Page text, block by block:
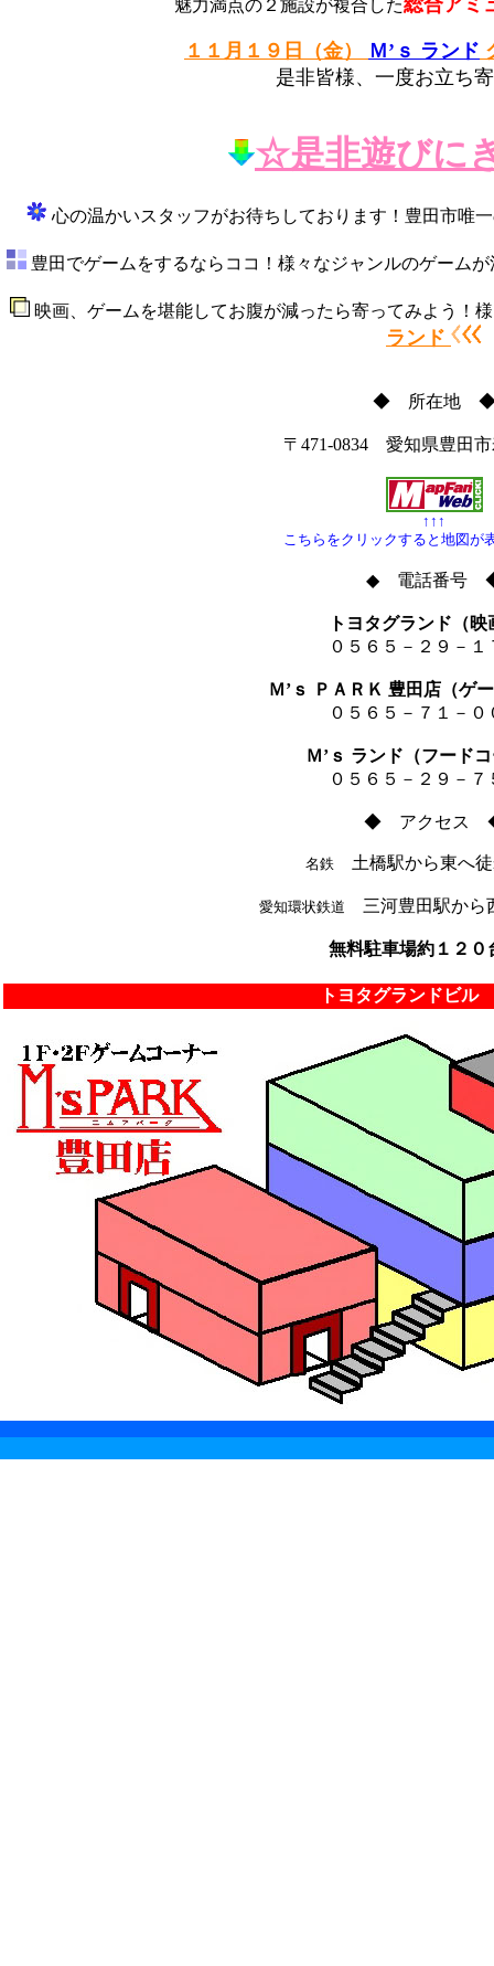
魅力満点の２施設が複合した総合アミ
１１月１９日（金） Ｍ’ｓ ランド
是非皆様、一度お立ち
☆是非遊びに
心の温かいスタッフがお待ちしております！豊田市
豊田でゲームをするならココ！様々なジャンルのゲーム
映画、ゲームを堪能してお腹が減ったら寄ってみよう
ランド
◆ 所在地
〒471-0834 愛知県豊田
↑↑↑
こちらをクリックすると地図が
◆ 電話番号
トヨタグランド（映
０５６５－２９－１
Ｍ’ｓ ＰＡＲＫ 豊田店（ゲ
０５６５－７１－０
Ｍ’ｓ ランド（フード
０５６５－２９－７
◆ アクセス
名鉄土橋駅から東へ徒
愛知環状鉄道 三河豊田駅から
無料駐車場約１２０
トヨタグランドビル